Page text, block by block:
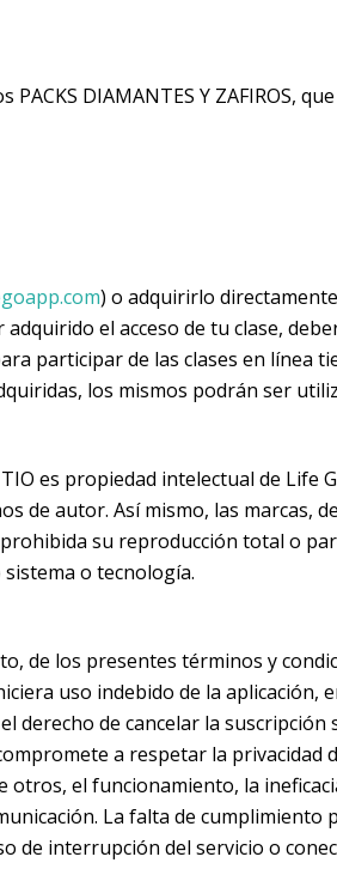
DIAMANTES Y ZAFIROS,
) o adquirirlo
el acceso de tu clase,
participar de las clases en línea
los mismos podrán ser
es propiedad intelectual de Life
de autor. Así mismo, las marcas,
su reproducción total o
o tecnología.
de los presentes términos y
uso indebido de la aplicación,
de cancelar la suscripción
a respetar la privacidad
el funcionamiento, la
La falta de cumplimiento
interrupción del servicio o